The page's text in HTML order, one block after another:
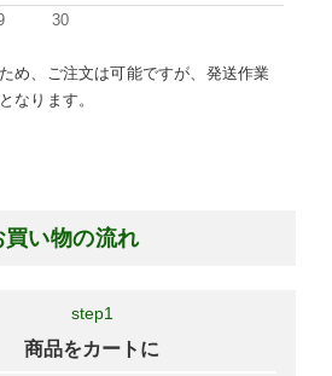
30
め、ご注文は可能ですが、発送作業
なります。
買い物の流れ
step1
商品をカートに